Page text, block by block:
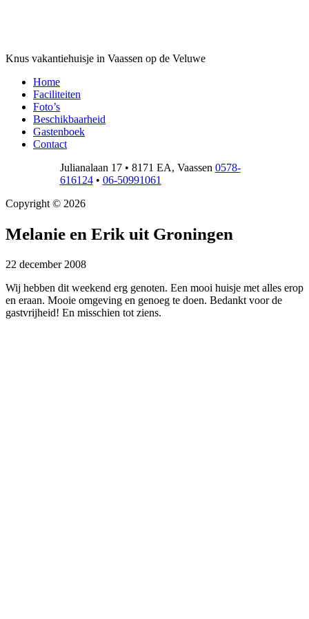
Knus vakantiehuisje in Vaassen op de Veluwe
Home
Faciliteiten
Foto’s
Beschikbaarheid
Gastenboek
Contact
Julianalaan 17 • 8171 EA, Vaassen 0578-
616124 • 06-50991061
Copyright © 2026
Melanie en Erik uit Groningen
22 december 2008
Wij hebben dit weekend erg genoten. Een mooi huisje met alles erop
en eraan. Mooie omgeving en genoeg te doen. Bedankt voor de
gastvrijheid! En misschien tot ziens.